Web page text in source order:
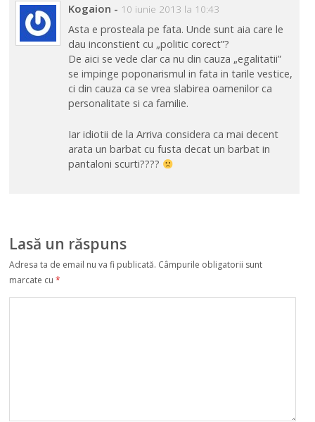
Kogaion - 10 iunie 2013 la 10:43
Asta e prosteala pe fata. Unde sunt aia care le
dau inconstient cu „politic corect”?
De aici se vede clar ca nu din cauza „egalitatii”
se impinge poponarismul in fata in tarile vestice,
ci din cauza ca se vrea slabirea oamenilor ca
personalitate si ca familie.
Iar idiotii de la Arriva considera ca mai decent
arata un barbat cu fusta decat un barbat in
pantaloni scurti????
Lasă un răspuns
Adresa ta de email nu va fi publicată. Câmpurile obligatorii sunt
marcate cu*